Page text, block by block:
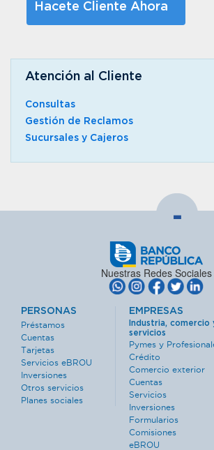
Hacete Cliente Ahora
Atención al Cliente
Consultas
Gestión de Reclamos
Sucursales y Cajeros
-
Nuestras Redes Sociales
PERSONAS
Préstamos
Cuentas
Tarjetas
Servicios eBROU
Inversiones
Otros servicios
Planes sociales
EMPRESAS
Industria, comercio
servicios
Pymes y
Crédito
Comercio exterior
Cuentas
Servicios
Inversiones
Formularios
Comisiones
eBROU